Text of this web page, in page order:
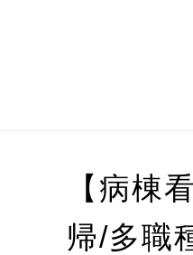
【病棟
帰/多職